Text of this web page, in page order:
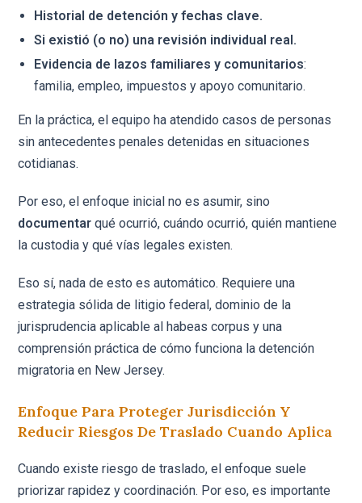
Historial de detención y fechas clave.
Si existió (o no) una revisión individual real.
Evidencia de lazos familiares y comunitarios:
familia, empleo, impuestos y apoyo comunitario.
En la práctica, el equipo ha atendido casos de personas
sin antecedentes penales detenidas en situaciones
cotidianas.
Por eso, el enfoque inicial no es asumir, sino
documentar qué ocurrió, cuándo ocurrió, quién mantiene
la custodia y qué vías legales existen.
Eso sí, nada de esto es automático. Requiere una
estrategia sólida de litigio federal, dominio de la
jurisprudencia aplicable al habeas corpus y una
comprensión práctica de cómo funciona la detención
migratoria en New Jersey.
Enfoque Para Proteger Jurisdicción Y
Reducir Riesgos De Traslado Cuando Aplica
Cuando existe riesgo de traslado, el enfoque suele
priorizar rapidez y coordinación. Por eso, es importante